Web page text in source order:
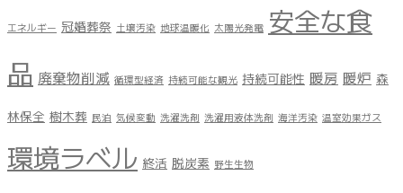
エネルギー 冠婚葬祭 土壌汚染 地球温暖化 太陽光発電 安全な食
品 廃棄物削減 循環型経済 持続可能な観光 持続可能性 暖房 暖炉 森
林保全 樹木葬 民泊 気候変動 洗濯洗剤 洗濯用液体洗剤 海洋汚染 温室効果ガス
環境ラベル 終活 脱炭素 野生生物